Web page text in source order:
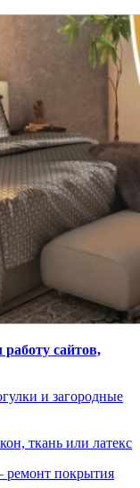
сайтов,
и загородные
ткань или латекс
ремонт покрытия